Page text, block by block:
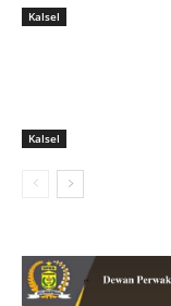
Kalsel
Kalsel